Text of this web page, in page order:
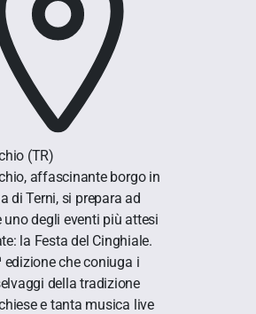
(TR)
affascinante borgo in
di Terni, si prepara ad
uno degli eventi più attesi
la Festa del Cinghiale.
edizione che coniuga i
della tradizione
e tanta musica live